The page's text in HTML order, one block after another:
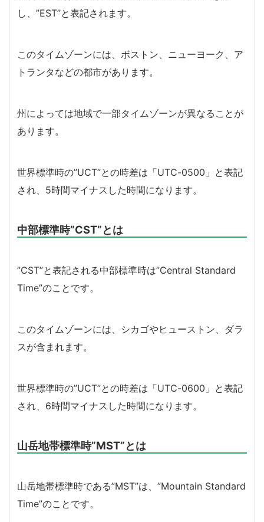
し、”EST”と表記されます。
このタイムゾーンには、ボストン、ニューヨーク、ア
トランタなどの都市があります。
州によっては地域で一部タイムゾーンが異なることが
あります。
世界標準時の”UCT”との時差は「UTC-0500」と表記
され、5時間マイナスした時間になります。
中部標準時”CST”とは
”CST”と表記される中部標準時は”Central Standard
Time”のことです。
このタイムゾーンには、シカゴやヒューストン、ダラ
スが含まれます。
世界標準時の”UCT”との時差は「UTC-0600」と表記
され、6時間マイナスした時間になります。
山岳地帯標準時”MST”とは
山岳地帯標準時である”MST”は、”Mountain Standard
Time”のことです。